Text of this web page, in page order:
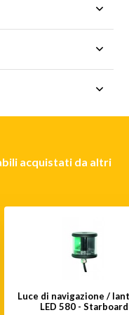
acquistati da altri
Luce di navigazione /
LED 580 - Starboard